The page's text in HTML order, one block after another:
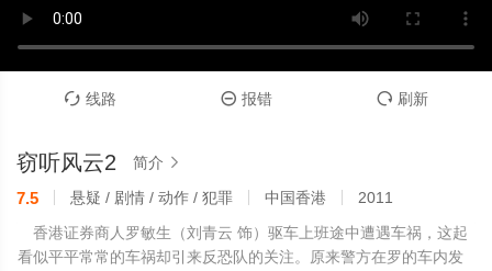
 线路  报错  刷新
窃听风云2 简介 
7.5 悬疑 / 剧情 / 动作 / 犯罪 中国香港
2011
香港证券商人罗敏生（刘青云 饰）驱车上班途中遭遇车祸，这起
看似平平常常的车祸却引来反恐队的关注。原来警方在罗的车内发